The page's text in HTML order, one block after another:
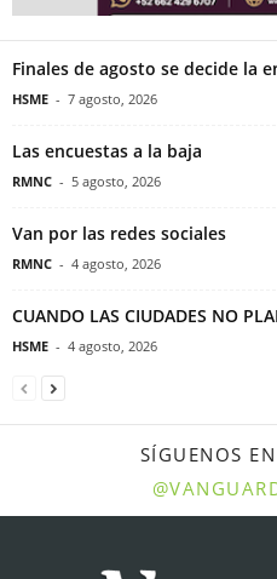
Finales de agosto se decide la
HSME - 7 agosto, 2026
Las encuestas a la baja
RMNC - 5 agosto, 2026
Van por las redes sociales
RMNC - 4 agosto, 2026
CUANDO LAS CIUDADES NO
HSME - 4 agosto, 2026
SÍGUENOS